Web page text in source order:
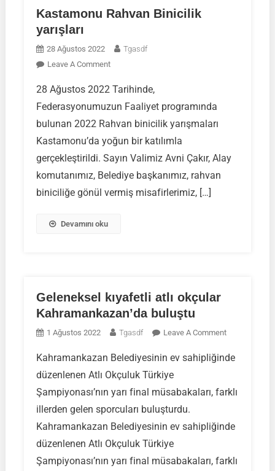
Kastamonu Rahvan Binicilik
yarışları
28 Ağustos 2022
Tgasdf
Leave A CommentOn
Rahvan
Binicilik
Yarışları
28 Ağustos 2022 Tarihinde,
Federasyonumuzun Faaliyet programında
bulunan 2022 Rahvan binicilik yarışmaları
Kastamonu’da yoğun bir katılımla
gerçekleştirildi. Sayın Valimiz Avni Çakır, Alay
komutanımız, Belediye başkanımız, rahvan
biniciliğe gönül vermiş misafirlerimiz, […]
Devamını oku
Geleneksel kıyafetli atlı okçular
Kahramankazan’da buluştu
1 Ağustos 2022 Tgasdf Leave A CommentOn
Kıyafetli
Okçular
Kahramankazan Belediyesinin ev sahipliğinde
düzenlenen Atlı Okçuluk Türkiye
Şampiyonası’nın yarı final müsabakaları, farklı
illerden gelen sporcuları buluşturdu.
Kahramankazan Belediyesinin ev sahipliğinde
düzenlenen Atlı Okçuluk Türkiye
Şampiyonası’nın yarı final müsabakaları, farklı